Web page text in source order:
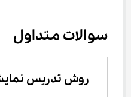
سوالات متداول
روش تدریس